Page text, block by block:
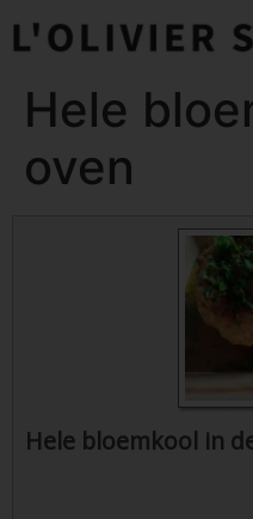
Hele
oven
Hele bloemkool in